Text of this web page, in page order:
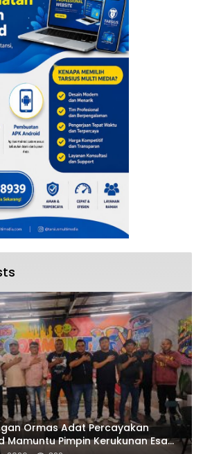
Ormas Adat Percayakan
Mamuntu Pimpin Kerukunan Esa